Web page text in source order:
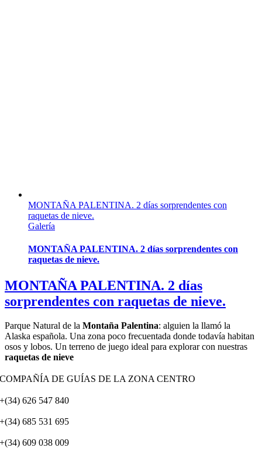
MONTAÑA PALENTINA. 2 días sorprendentes con
raquetas de nieve.
Galería
MONTAÑA PALENTINA. 2 días sorprendentes con
raquetas de nieve.
MONTAÑA PALENTINA. 2 días
sorprendentes con raquetas de nieve.
Parque Natural de la Montaña Palentina: alguien la llamó la
Alaska española. Una zona poco frecuentada donde todavía habitan
osos y lobos. Un terreno de juego ideal para explorar con nuestras
raquetas de nieve
COMPAÑÍA DE GUÍAS DE LA ZONA CENTRO
+(34) 626 547 840
+(34) 685 531 695
+(34) 609 038 009